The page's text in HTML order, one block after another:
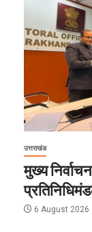
उत्तराखंड
मुख्य
6 August 2026